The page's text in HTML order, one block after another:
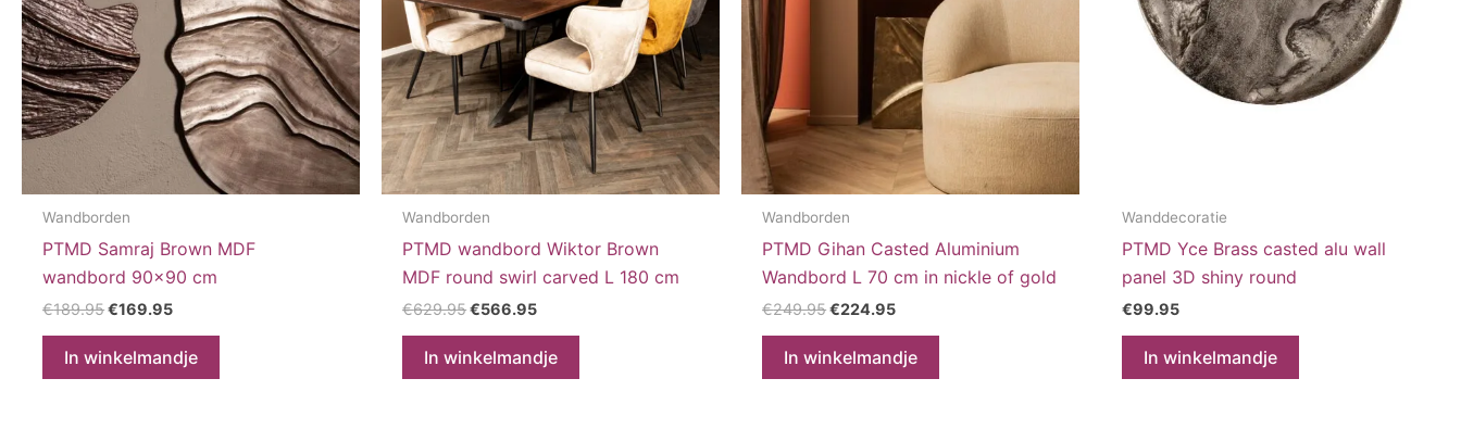
Wandborden
PTMD Samraj Brown MDF
wandbord 90×90 cm
€189.95Oorspronkelijke
was:
€189.95.
€169.95Huidige
is:
€169.95.
In winkelmandje
Wandborden
PTMD wandbord Wiktor Brown
MDF round swirl carved L 180 cm
€629.95Oorspronkelijke
was:
€629.95.
€566.95Huidige
is:
€566.95.
In winkelmandje
Wandborden
PTMD Gihan Casted Aluminium
Wandbord L 70 cm in nickle of gold
€249.95Oorspronkelijke
was:
€249.95.
€224.95Huidige
is:
€224.95.
In winkelmandje
Wanddecoratie
PTMD Yce Brass casted alu wall
panel 3D shiny round
€99.95
In winkelmandje